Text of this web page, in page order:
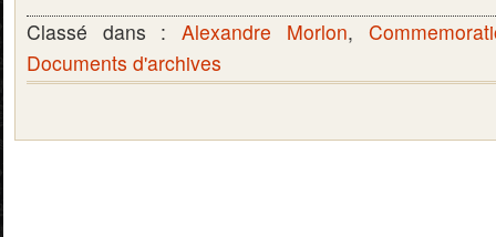
Classé dans :Alexandre Morlon,
Documents d'archives